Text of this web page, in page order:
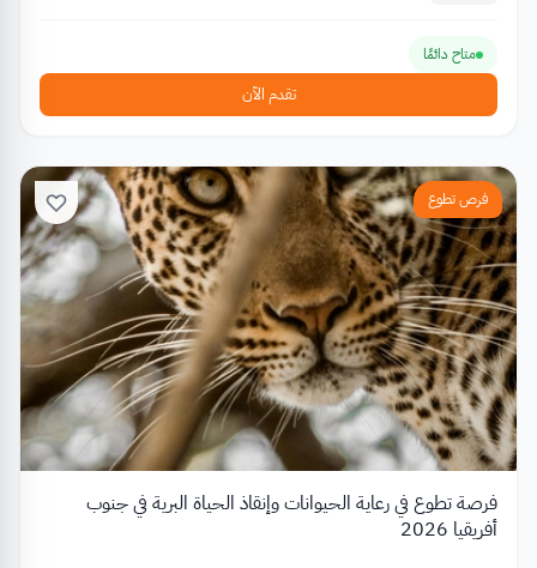
متاح دائمًا
تقدم الآن
فرص تطوع
فرصة تطوع في رعاية الحيوانات وإنقاذ الحياة البرية في جنوب
أفريقيا 2026